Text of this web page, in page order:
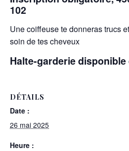
102
Une coiffeuse te donneras trucs
soin de tes cheveux
Halte-garderie disponible
DÉTAILS
Date :
26 mai 2025
Heure :